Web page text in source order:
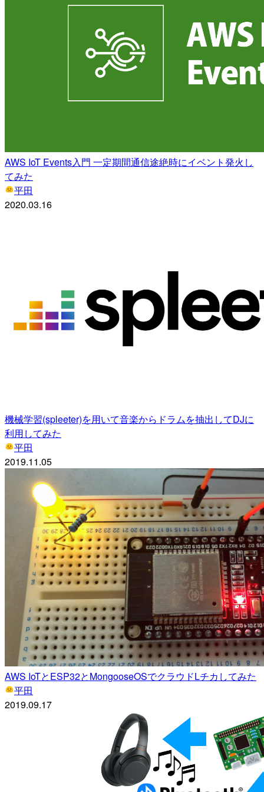
AWS IoT Events入門 一定期間通信途絶時にイベント発火し
てみた
平田
2020.03.16
機械学習(spleeter)を用いて音楽からドラムを抽出してDJに
利用してみた
平田
2019.11.05
AWS IoTとESP32とMongooseOSでクラウドLチカしてみた
平田
2019.09.17